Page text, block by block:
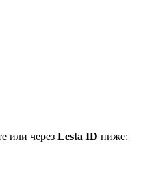
или через Lesta ID ниже: